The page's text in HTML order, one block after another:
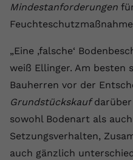
Mindestanforderungen
„Eine ‚falsche‘
weiß Ellinger. Am besten
Bauherren vor der
Grundstückskaufdarüber
sowohl Bodenart als
Setzungsverhalten,
auch gänzlich
Laufzeit Session
Zweck
registriert
Daten
Videos von